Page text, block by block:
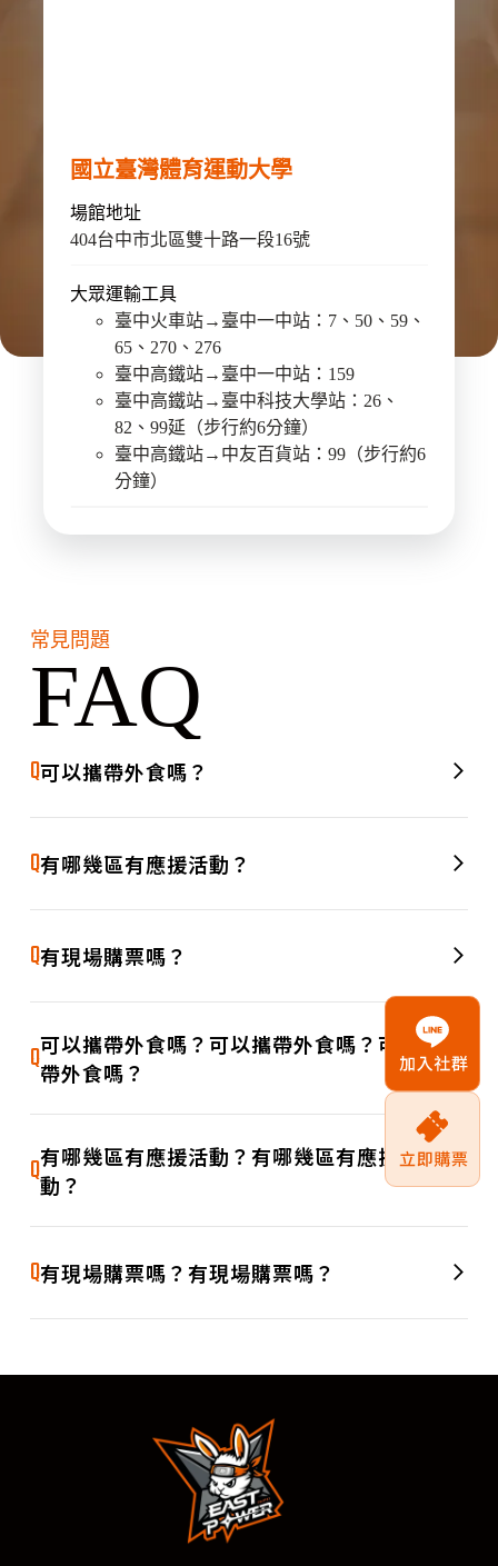
國立臺灣體育運動大學
場館地址
404台中市北區雙十路一段16號
大眾運輸工具
臺中火車站→臺中一中站：7、50、59、
65、270、276
臺中高鐵站→臺中一中站：159
臺中高鐵站→臺中科技大學站：26、
82、99延（步行約6分鐘）
臺中高鐵站→中友百貨站：99（步行約6
分鐘）
常見問題
FAQ
Q可以攜帶外食嗎？
A 字測試文字測試文字測試文字測試文字測試文字測試文字測試
文字測試文字測試文字測試文字測試文字測試文字測試文字
Q有哪幾區有應援活動？
A 字測試文字測試文字測試文字測試文字測試文字測試文字測試
文字測試文字測試文字測試文字測試文字測試文字測試文字
Q有現場購票嗎？
測試文字測試文字測試文字測試文字測試文字測試文字測試文
字測試文字測試文字測試文字測試文字測試文字測試文字測試
文字測試文字測試文字測試文字測試文字測試文字測試文字
Q可以攜帶外食嗎？可以攜帶外食嗎？可以攜
帶外食嗎？
測試文字測試文字測試文字測試文字測試文字測試文字測試文
字測試文字測試文字測試文字測試文字測試文字測試文字測試
文字測試文字測試文字測試文字測試文字測試文字測試文字
Q有哪幾區有應援活動？有哪幾區有應援活
動？
A 字測試文字測試文字測試文字測試文字測試文字測試文字測試
文字測試文字測試文字測試文字測試文字測試文字測試文字
Q有現場購票嗎？有現場購票嗎？
文字測試文字測試文字測試文字測試文字測試文字測試文字